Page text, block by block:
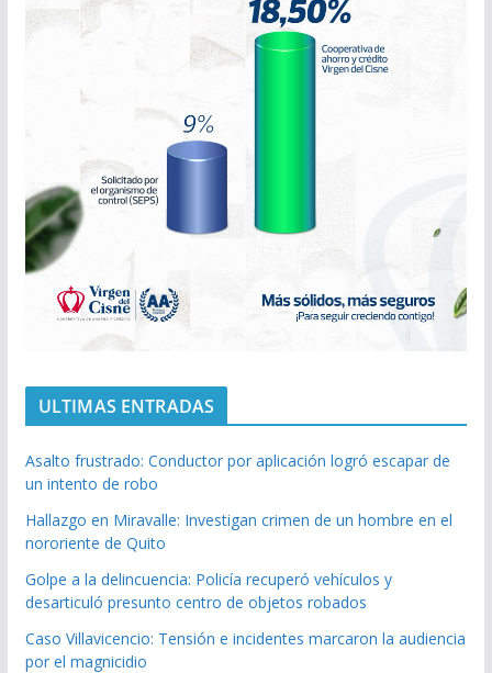
ULTIMAS ENTRADAS
Asalto frustrado: Conductor por aplicación logró escapar de
un intento de robo
Hallazgo en Miravalle: Investigan crimen de un hombre en el
nororiente de Quito
Golpe a la delincuencia: Policía recuperó vehículos y
desarticuló presunto centro de objetos robados
Caso Villavicencio: Tensión e incidentes marcaron la audiencia
por el magnicidio